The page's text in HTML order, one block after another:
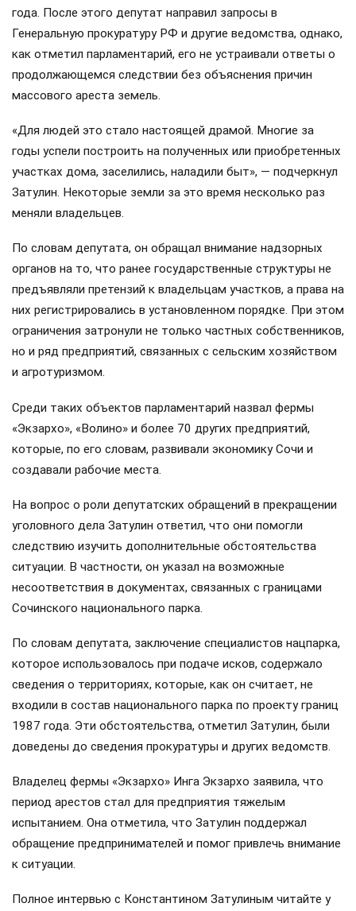
года. После этого депутат направил запросы в
Генеральную прокуратуру РФ и другие ведомства, однако,
как отметил парламентарий, его не устраивали ответы о
продолжающемся следствии без объяснения причин
массового ареста земель.
«Для людей это стало настоящей драмой. Многие за
годы успели построить на полученных или приобретенных
участках дома, заселились, наладили быт», — подчеркнул
Затулин. Некоторые земли за это время несколько раз
меняли владельцев.
По словам депутата, он обращал внимание надзорных
органов на то, что ранее государственные структуры не
предъявляли претензий к владельцам участков, а права на
них регистрировались в установленном порядке. При этом
ограничения затронули не только частных собственников,
но и ряд предприятий, связанных с сельским хозяйством
и агротуризмом.
Среди таких объектов парламентарий назвал фермы
«Экзархо», «Волино» и более 70 других предприятий,
которые, по его словам, развивали экономику Сочи и
создавали рабочие места.
На вопрос о роли депутатских обращений в прекращении
уголовного дела Затулин ответил, что они помогли
следствию изучить дополнительные обстоятельства
ситуации. В частности, он указал на возможные
несоответствия в документах, связанных с границами
Сочинского национального парка.
По словам депутата, заключение специалистов нацпарка,
которое использовалось при подаче исков, содержало
сведения о территориях, которые, как он считает, не
входили в состав национального парка по проекту границ
1987 года. Эти обстоятельства, отметил Затулин, были
доведены до сведения прокуратуры и других ведомств.
Владелец фермы «Экзархо» Инга Экзархо заявила, что
период арестов стал для предприятия тяжелым
испытанием. Она отметила, что Затулин поддержал
обращение предпринимателей и помог привлечь внимание
к ситуации.
Полное интервью с Константином Затулиным читайте у